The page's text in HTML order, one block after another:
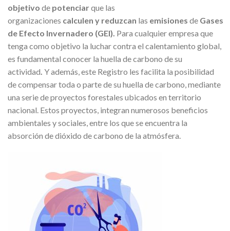
objetivo de potenciarque las
organizaciones calculen y reduzcan las emisiones de Gases
de Efecto Invernadero (GEI) Para cualquier empresa que
tenga como objetivo la luchar contra el calentamiento global,
es fundamental conocer la huella de carbono de su
actividad Y además, este Registro les facilita la posibilidad
de compensar toda o parte de su huella de carbono, mediante
una serie de proyectos forestales ubicados en territorio
nacional. Estos proyectos, integran numerosos beneficios
ambientales y sociales, entre los que se encuentra la
absorción de dióxido de carbono de la atmósfera.